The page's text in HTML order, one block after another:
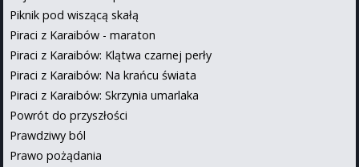
Piknik pod wiszącą skałą
Piraci z Karaibów - maraton
Piraci z Karaibów: Klątwa czarnej perły
Piraci z Karaibów: Na krańcu świata
Piraci z Karaibów: Skrzynia umarlaka
Powrót do przyszłości
Prawdziwy ból
Prawo pożądania